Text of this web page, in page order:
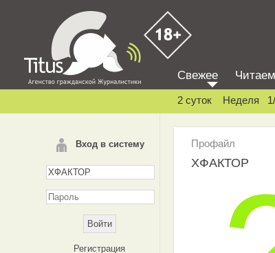
Вход в систему
Регистрация
Свежее
2 суток Неделя
Профайл
XФАКТОР